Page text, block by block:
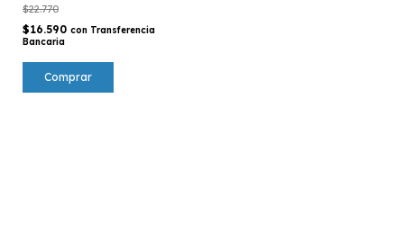
$22.770
$16.590 con Transferencia
Bancaria